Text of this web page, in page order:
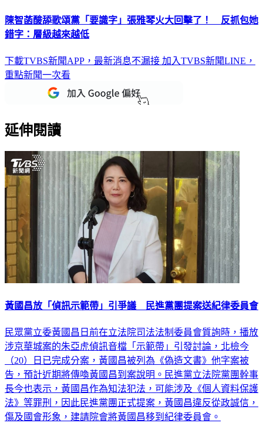
陳智菡酸舔歌頌黨「要識字」張雅琴火大回擊了！ 反抓包她
錯字：層級越來越低
下載TVBS新聞APP，最新消息不漏接 加入TVBS新聞LINE，
重點新聞一次看
延伸閱讀
黃國昌放「偵訊示範帶」引爭議 民進黨團提案送紀律委員會
民眾黨立委黃國昌日前在立法院司法法制委員會質詢時，播放
涉京華城案的朱亞虎偵訊音檔「示範帶」引發討論，北檢今
（20）日已完成分案，黃國昌被列為《偽造文書》他字案被
告，預計近期將傳喚黃國昌到案說明。民進黨立法院黨團幹事
長今也表示，黃國昌作為知法犯法，可能涉及《個人資料保護
法》等罪刑，因此民進黨團正式提案，黃國昌違反從政誠信，
傷及國會形象，建請院會將黃國昌移到紀律委員會。